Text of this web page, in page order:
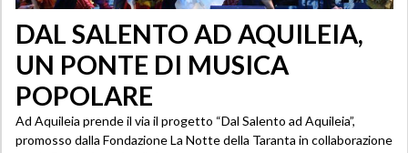
DAL SALENTO AD AQUILEIA,
UN PONTE DI MUSICA
POPOLARE
Ad Aquileia prende il via il progetto “Dal Salento ad Aquileia”,
promosso dalla Fondazione La Notte della Taranta in collaborazione